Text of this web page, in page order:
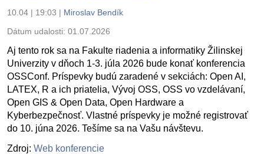
10.04 | 19:03 | Miroslav Bendík
Dátum udalosti: 01.07.2026
Aj tento rok sa na Fakulte riadenia a informatiky Žilinskej
Univerzity v dňoch 1-3. júla 2026 bude konať konferencia
OSSConf. Príspevky budú zaradené v sekciách: Open AI,
LATEX, R a ich priatelia, Vývoj OSS, OSS vo vzdelávaní,
Open GIS & Open Data, Open Hardware a
Kyberbezpečnosť. Vlastné príspevky je možné registrovať
do 10. júna 2026. Tešíme sa na Vašu návštevu.
Zdroj: Web konferencie